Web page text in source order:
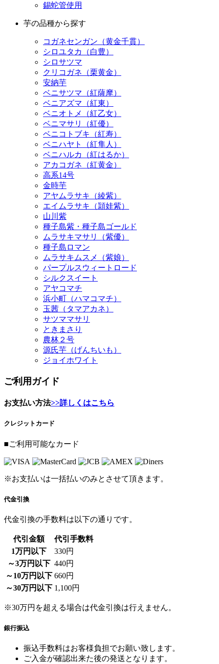
錫蛇管使用
芋の品種から探す
コガネセンガン（黄金千貫）
シロユタカ（白豊）
シロサツマ
クリコガネ（栗黄金）
安納芋
ベニサツマ（紅薩摩）
ベニアズマ（紅東）
ベニオトメ（紅乙女）
ベニマサリ（紅優）
ベニコトブキ（紅寿）
ベニハヤト（紅隼人）
ベニハルカ（紅はるか）
アカコガネ（紅黄金）
高系14号
金時芋
アヤムラサキ（綾紫）
エイムラサキ（頴娃紫）
山川紫
種子島紫・種子島ゴールド
ムラサキマサリ（紫優）
種子島ロマン
ムラサキムスメ（紫娘）
パープルスウィートロード
シルクスイート
アヤコマチ
浜小町（ハマコマチ）
玉茜（タマアカネ）
サツママサリ
ときまさり
農林２号
源氏芋（げんちいも）
ジョイホワイト
ご利用ガイド
お支払い方法>>詳しくはこちら
クレジットカード
■ご利用可能なカード
※お支払いは一括払いのみとさせて頂きます。
代金引換
代金引換の手数料は以下の通りです。
代引金額
代引手数料
1万円以下
330円
～3万円以下 440円
～10万円以下 660円
～30万円以下 1,100円
※30万円を超える場合は代金引換は行えません。
銀行振込
振込手数料はお客様負担でお願い致します。
ご入金が確認出来た後の発送となります。